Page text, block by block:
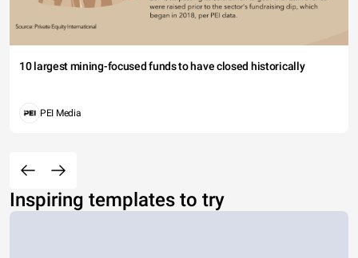
10 largest mining-focused funds to have closed historically
PEI Media
Inspiring templates to try